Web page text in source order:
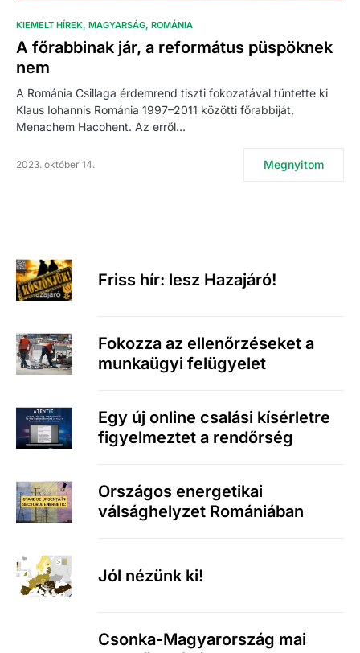
KIEMELT HÍREK MAGYARSÁG ROMÁNIA
A főrabbinak jár, a református püspöknek
nem
A Románia Csillaga érdemrend tiszti fokozatával tüntette ki
Klaus Iohannis Románia 1997–2011 közötti főrabbiját,
Menachem Hacohent. Az erről…
2023. október 14. Megnyitom
Friss hír: lesz Hazajáró!
Fokozza az ellenőrzéseket a
munkaügyi felügyelet
Egy új online csalási kísérletre
figyelmeztet a rendőrség
Országos energetikai
válsághelyzet Romániában
Jól nézünk ki!
Csonka-Magyarország mai